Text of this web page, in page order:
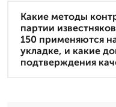
Какие методы
партии
150 применяются
укладке, и какие
подтверждения